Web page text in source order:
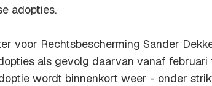
adopties.
voor Rechtsbescherming Sander
als gevolg daarvan vanaf februari
wordt binnenkort weer - onder